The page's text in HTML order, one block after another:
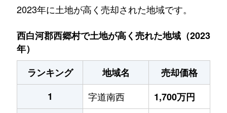
2023年に土地が高く売却された地域です。
西白河郡西郷村で土地が高く売れた地域（2023
年）
ランキング
地域名
売却価格
1
字道南西
1,700万円